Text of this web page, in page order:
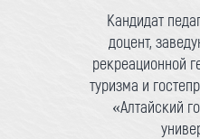
Кандидат
доцент,
рекреационной
туризма и
«Алтайский